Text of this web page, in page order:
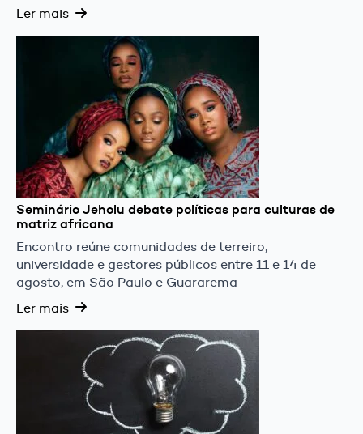
Ler mais
Seminário Jeholu debate políticas para culturas de
matriz africana
Encontro reúne comunidades de terreiro,
universidade e gestores públicos entre 11 e 14 de
agosto, em São Paulo e Guararema
Ler mais